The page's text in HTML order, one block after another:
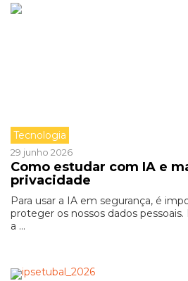
Tecnologia
29 junho 2026
Como estudar com IA e
privacidade
Para usar a IA em segurança, é
proteger os nossos dados
a ...